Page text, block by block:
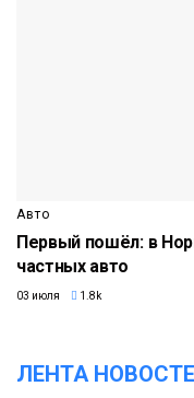
Авто
Первый пошёл: в
частных авто
03 июля 1.8k
ЛЕНТА